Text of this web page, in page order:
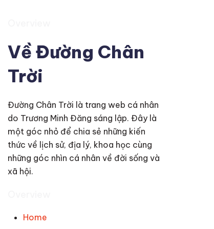
Về Đường Chân
Trời
Đường Chân Trời là trang web cá nhân
do Trương Minh Đăng sáng lập. Đây là
một góc nhỏ để chia sẻ những kiến
thức về lịch sử, địa lý, khoa học cùng
những góc nhìn cá nhân về đời sống và
xã hội.
Home